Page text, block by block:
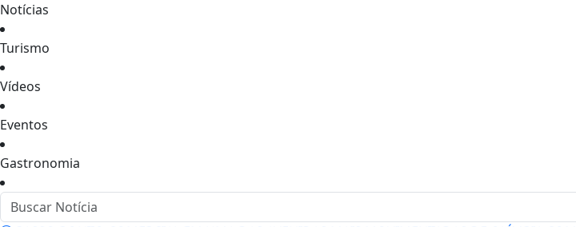
Notícias
Turismo
Vídeos
Eventos
Gastronomia